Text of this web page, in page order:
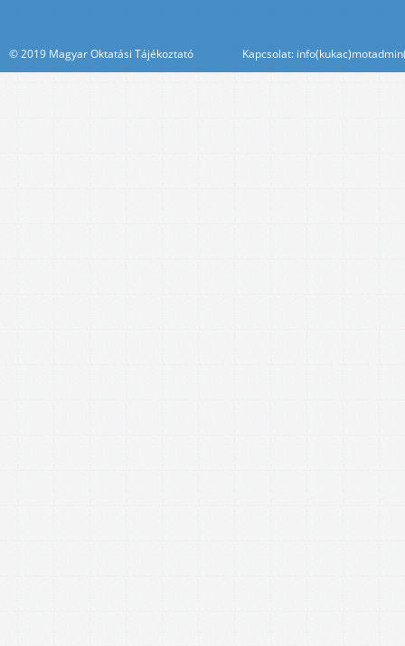
© 2019 Magyar Oktatási Tájékoztató Kapcsolat: